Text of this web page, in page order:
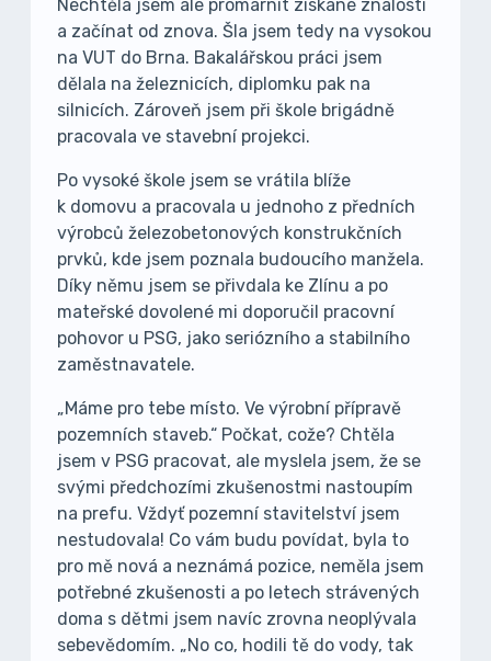
Nechtěla jsem ale promarnit získané znalosti
a začínat od znova. Šla jsem tedy na vysokou
na VUT do Brna. Bakalářskou práci jsem
dělala na železnicích, diplomku pak na
silnicích. Zároveň jsem při škole brigádně
pracovala ve stavební projekci.
Po vysoké škole jsem se vrátila blíže
k domovu a pracovala u jednoho z předních
výrobců železobetonových konstrukčních
prvků, kde jsem poznala budoucího manžela.
Díky němu jsem se přivdala ke Zlínu a po
mateřské dovolené mi doporučil pracovní
pohovor u PSG, jako seriózního a stabilního
zaměstnavatele.
„Máme pro tebe místo. Ve výrobní přípravě
pozemních staveb.“ Počkat, cože? Chtěla
jsem v PSG pracovat, ale myslela jsem, že se
svými předchozími zkušenostmi nastoupím
na prefu. Vždyť pozemní stavitelství jsem
nestudovala! Co vám budu povídat, byla to
pro mě nová a neznámá pozice, neměla jsem
potřebné zkušenosti a po letech strávených
doma s dětmi jsem navíc zrovna neoplývala
sebevědomím. „No co, hodili tě do vody, tak